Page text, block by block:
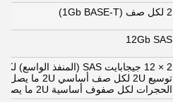
2 لكل صف (1Gb BASE-T)
12Gb SAS
توسيع 2U لكل صف أساسي 2U ما يصل إلى 3 5U توسيع
الحجرات لكل صفوف أساسية 2U ما يصل إلى 3 5U الحجرات التوسعة لكل صفوف أساسية 5U